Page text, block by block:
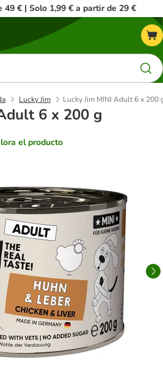
49 € | Solo 1,99 € a partir de 29 €
Lucky Jim Lucky Jim MINI Adult 6 x 200
6 x 200 g
el producto